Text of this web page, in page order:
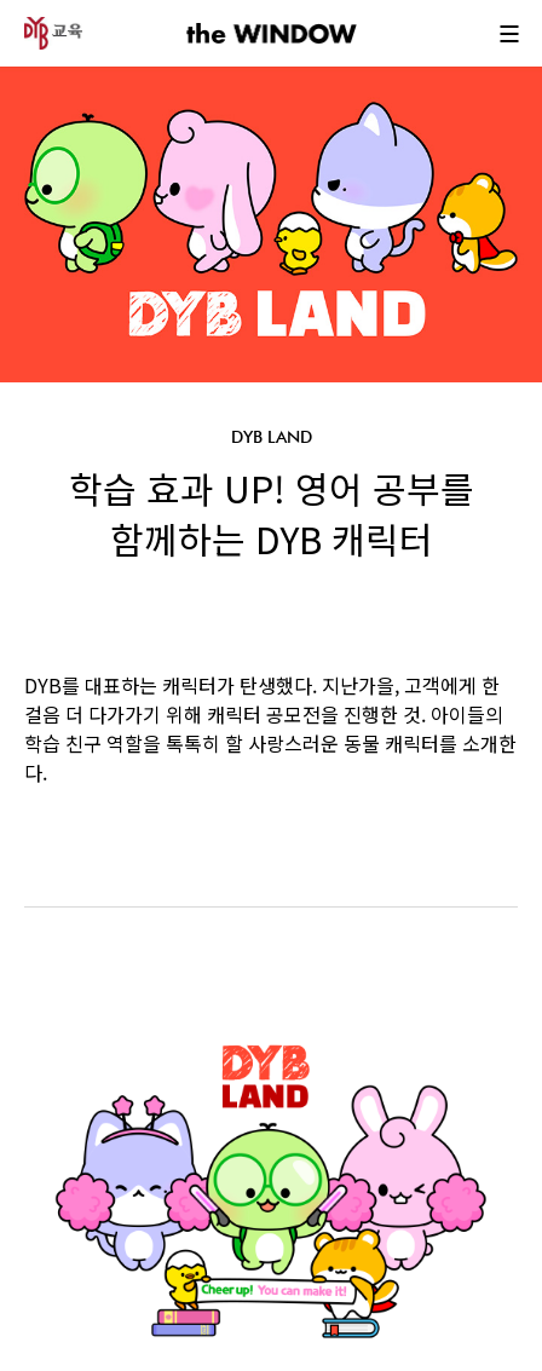
DYB LAND
학습 효과 UP! 영어 공부를
함께하는 DYB 캐릭터
DYB를 대표하는 캐릭터가 탄생했다. 지난가을, 고객에게 한
걸음 더 다가가기 위해 캐릭터 공모전을 진행한 것. 아이들의
학습 친구 역할을 톡톡히 할 사랑스러운 동물 캐릭터를 소개한
다.